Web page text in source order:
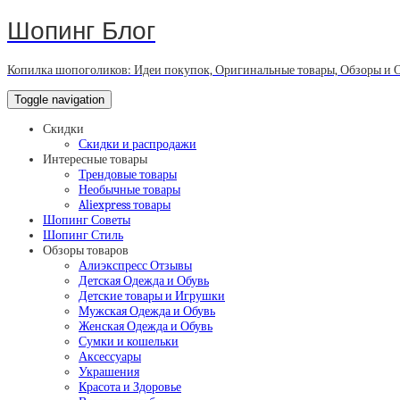
Шопинг Блог
Копилка шопоголиков: Идеи покупок, Оригинальные товары, Обзоры и
Toggle navigation
Скидки
Скидки и распродажи
Интересные товары
Трендовые товары
Необычные товары
Aliexpress товары
Шопинг Советы
Шопинг Стиль
Обзоры товаров
Алиэкспресс Отзывы
Детская Одежда и Обувь
Детские товары и Игрушки
Мужская Одежда и Обувь
Женская Одежда и Обувь
Сумки и кошельки
Аксессуары
Украшения
Красота и Здоровье